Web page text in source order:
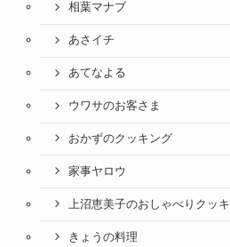
相葉マナブ
あさイチ
あてなよる
ウワサのお客さま
おかずのクッキング
家事ヤロウ
上沼恵美子のおしゃべりクッ
きょうの料理